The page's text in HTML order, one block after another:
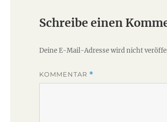
Schreibe einen
Deine E-Mail-Adresse wird nicht
KOMMENTAR *